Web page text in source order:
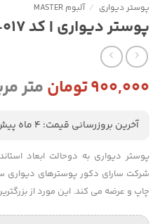
پوستر دیواری / آلبوم MASTER
پوستر دیواری | کد CA8-017
۹۰۰,۰۰۰تومانمتر
آخرین بروزرسانی قیمت: 4 ماه پیش
پوستر دیواری به دوحالت ابعاد
شرکت سارای دکور پوسترهای دیواری
چاپ و عرضه می کند. این مورد از